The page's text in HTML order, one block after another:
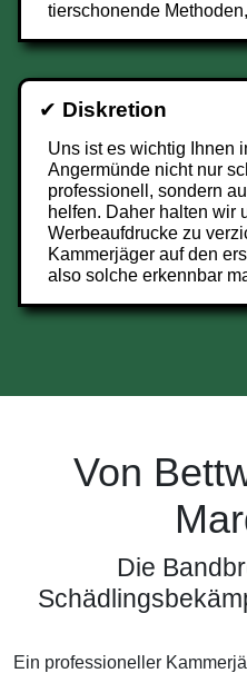
tierschonende
✔ Diskretion
Uns ist es wichtig Ihnen
Angermünde nicht nur
professionell, sondern
helfen. Daher halten wir
Werbeaufdrucke zu
Kammerjäger auf den
also solche erkennbar
Von
Die
Ein professioneller